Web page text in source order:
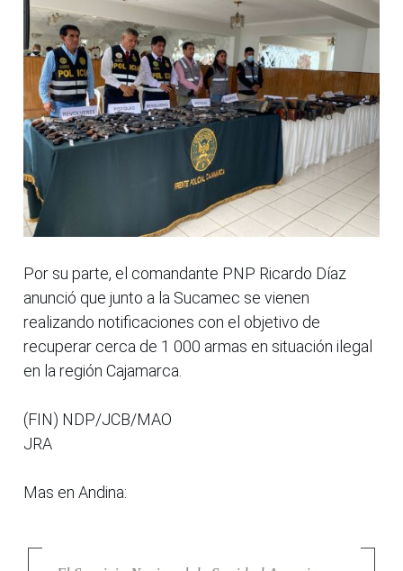
Por su parte, el comandante PNP Ricardo Díaz
anunció que junto a la Sucamec se vienen
realizando notificaciones con el objetivo de
recuperar cerca de 1 000 armas en situación ilegal
en la región Cajamarca.
(FIN) NDP/JCB/MAO
JRA
Mas en Andina: